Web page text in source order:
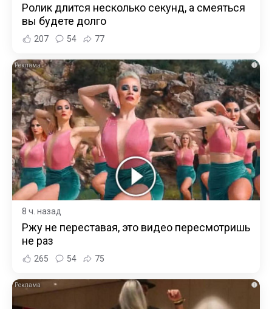
Ролик длится несколько секунд, а смеяться
вы будете долго
207 54 77
i
8 ч. назад
Ржу не переставая, это видео пересмотришь
не раз
265 54 75
i